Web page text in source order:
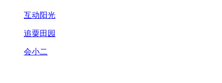
互动阳光
追粟田园
会小二